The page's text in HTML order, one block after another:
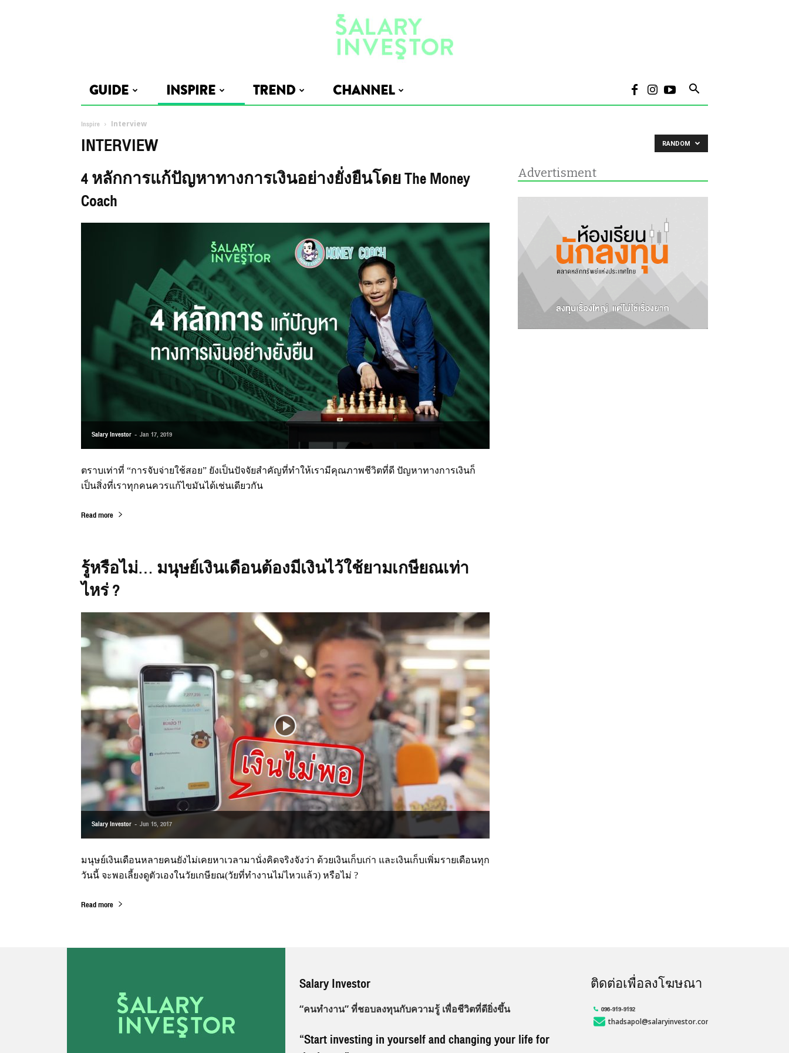
Salary
Investor
GUIDE INSPIRE TREND CHANNEL
Inspire Interview
INTERVIEW RANDOM
4 หลักการแก้ปัญหาทางการเงินอย่างยั่งยืนโดย The Money
Coach
Salary Investor - Jan 17, 2019
ตราบเท่าที่ “การจับจ่ายใช้สอย” ยังเป็นปัจจัยสำคัญที่ทำให้เรามีคุณภาพชีวิตที่ดี ปัญหาทางการเงินก็
เป็นสิ่งที่เราทุกคนควรแก้ไขมันได้เช่นเดียวกัน
Read more
รู้หรือไม่… มนุษย์เงินเดือนต้องมีเงินไว้ใช้ยามเกษียณเท่า
ไหร่ ?
Salary Investor - Jun 15, 2017
มนุษย์เงินเดือนหลายคนยังไม่เคยหาเวลามานั่งคิดจริงจังว่า ด้วยเงินเก็บเก่า และเงินเก็บเพิ่มรายเดือนทุก
วันนี้ จะพอเลี้ยงดูตัวเองในวัยเกษียณ(วัยที่ทำงานไม่ไหวแล้ว) หรือไม่ ?
Read more
Advertisment
Salary Investor
“คนทำงาน” ที่ชอบลงทุนกับความรู้ เพื่อชีวิตที่ดียิ่งขึ้น
“Start investing in yourself and changing your life for
ติดต่อเพื่อลงโฆษณา
096-919-9192
thadsapol@salaryinvestor.com